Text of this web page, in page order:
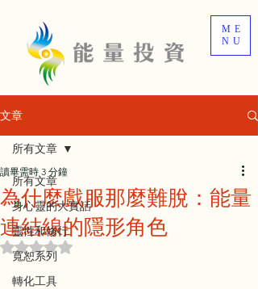
ME
NU
文章
所有文章
身心靈的大實話
靈性和修行
寬恕系列
轉化工具
所有文章
為什麼戲服那麼難脫：能量
連結線的隱形角色
讀畢需時 3 分鐘
評等為 NaN（最高為 5 顆星）。